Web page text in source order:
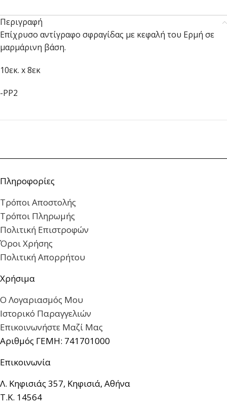
Περιγραφή
Επίχρυσο αντίγραφο σφραγίδας με κεφαλή του Ερμή σε
μαρμάρινη βάση.
10εκ. x 8εκ
-PP2
Πληροφορίες
Τρόποι Αποστολής
Τρόποι Πληρωμής
Πολιτική Επιστροφών
Όροι Χρήσης
Πολιτική Απορρήτου
Χρήσιμα
Ο Λογαριασμός Μου
Ιστορικό Παραγγελιών
Επικοινωνήστε Μαζί Μας
Αριθμός ΓΕΜΗ: 741701000
Επικοινωνία
Λ. Κηφισιάς 357, Κηφισιά, Αθήνα
Τ.Κ. 14564